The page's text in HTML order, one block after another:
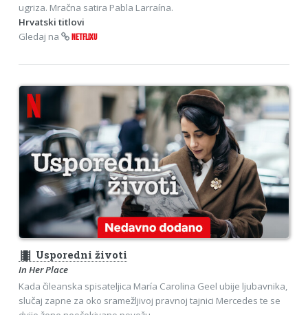
ugriza. Mračna satira Pabla Larraína.
Hrvatski titlovi
Gledaj na
NETFLIXU
theaters Usporedni životi
In Her Place
Kada čileanska spisateljica María Carolina Geel ubije ljubavnika,
slučaj zapne za oko sramežljivoj pravnoj tajnici Mercedes te se